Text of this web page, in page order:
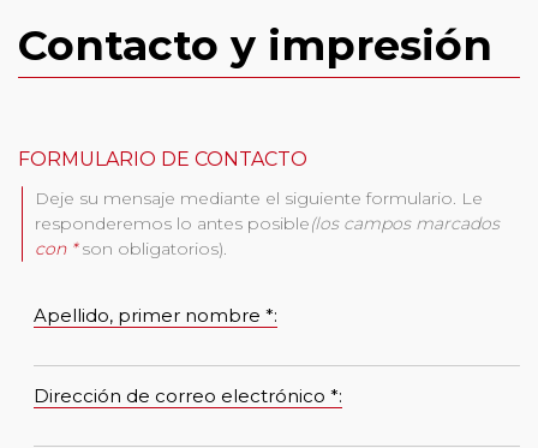
Contacto y impresión
FORMULARIO DE CONTACTO
Deje su mensaje mediante el siguiente formulario. Le
responderemos lo antes posible(los campos marcados
con *son obligatorios).
Apellido, primer nombre *:
Dirección de correo electrónico *: